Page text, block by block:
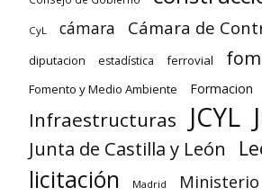
CyL cámara Cámara de
diputacion estadística ferrovial
Fomento y Medio Ambiente Formacion
Infraestructuras JCYL
Junta de Castilla y León
licitación Madrid Ministerio